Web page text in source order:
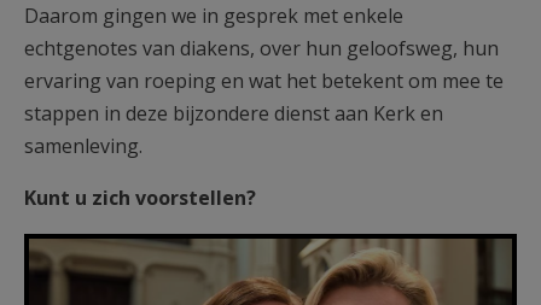
Daarom gingen we in gesprek met enkele
echtgenotes van diakens, over hun geloofsweg, hun
ervaring van roeping en wat het betekent om mee te
stappen in deze bijzondere dienst aan Kerk en
samenleving.
Kunt u zich voorstellen?
F1250-4kol-20cm-243a3764-df9e-
47e2-a714-960ade81b067.jpg